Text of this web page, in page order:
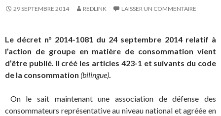
29 SEPTEMBRE 2014 REDLINK LAISSER UN COMMENTAIRE
Le décret n° 2014-1081 du 24 septembre 2014 relatif à
l’action de groupe en matière de consommation vient
d’être publié. Il créé les articles 423-1 et suivants du code
de la consommation (bilingue).
On le sait maintenant une association de défense des
consommateurs représentative au niveau national et agréée en